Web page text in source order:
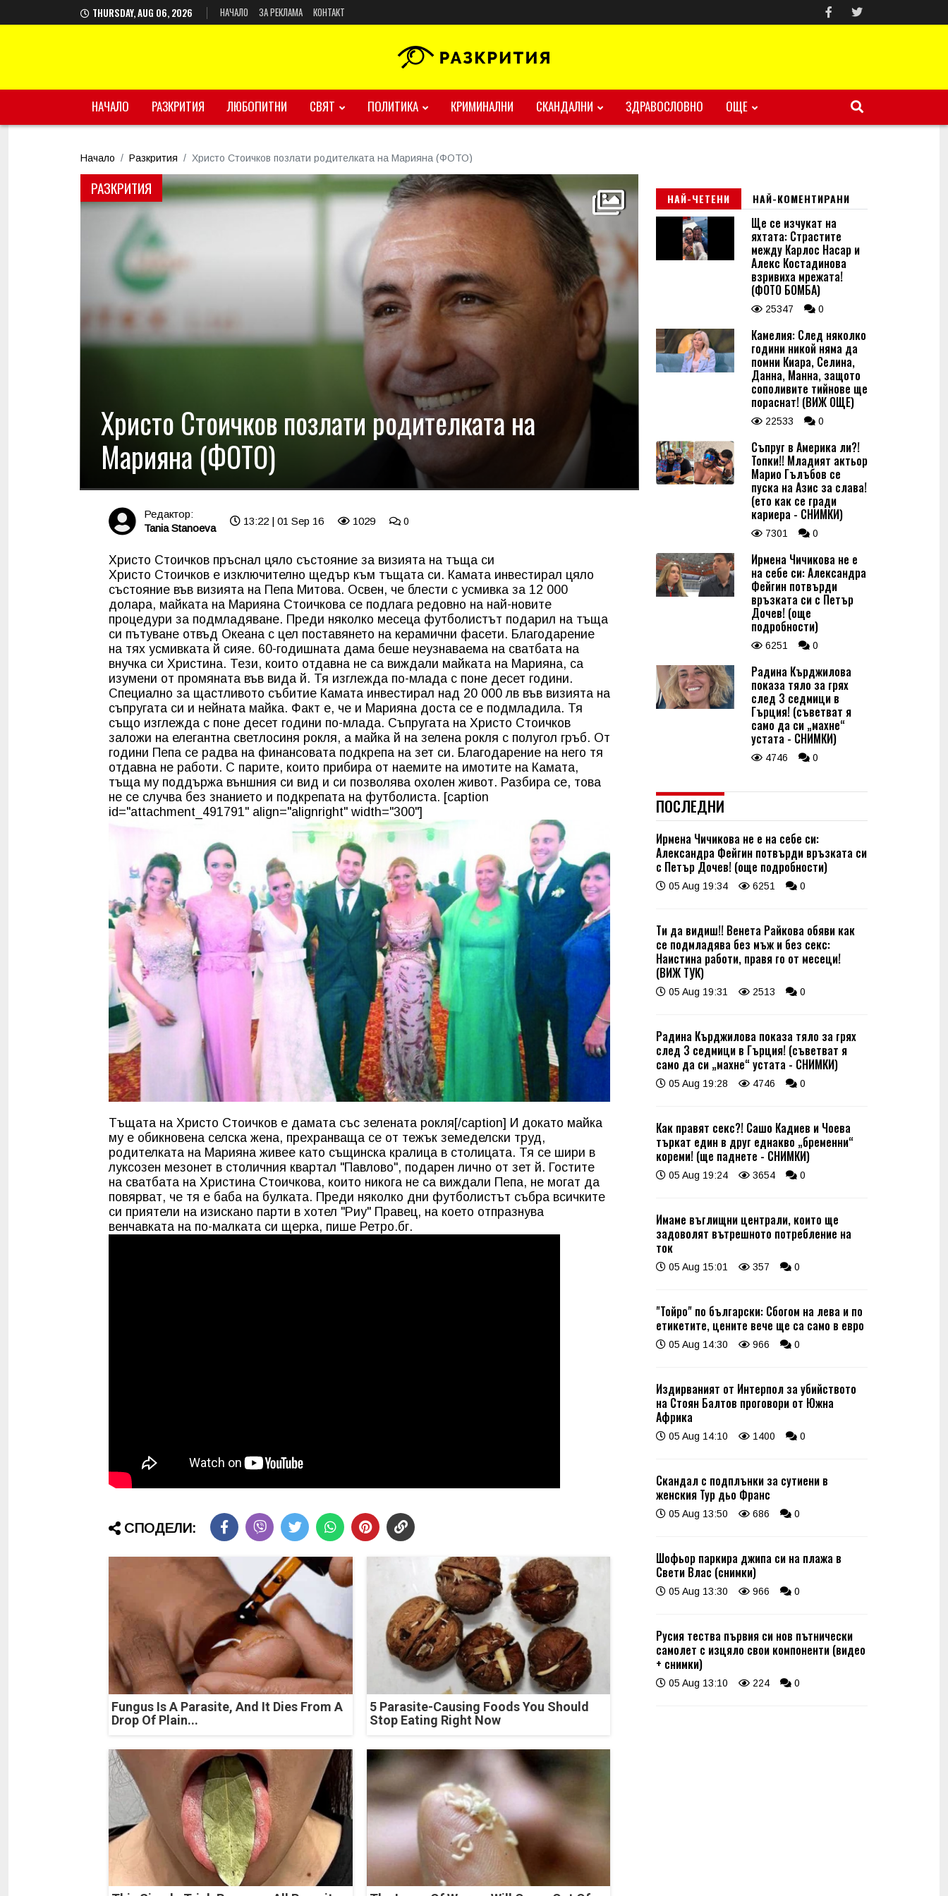
THURSDAY, AUG 06, 2026 НАЧАЛО ЗА РЕКЛАМА КОНТАКТ
НАЧАЛО РАЗКРИТИЯ ЛЮБОПИТНИ СВЯТ ПОЛИТИКА КРИМИНАЛНИ СКАНДАЛНИ ЗДРАВОСЛОВНО ОЩЕ
Начало Разкрития Христо Стоичков позлати родителката на Марияна (ФОТО)
РАЗКРИТИЯ
Христо Стоичков позлати родителката на
Марияна (ФОТО)
Редактор:
Tania Stanoeva
13:22 | 01 Sep 16 1029 0
Христо Стоичков пръснал цяло състояние за визията на тъща си
Христо Стоичков е изключително щедър към тъщата си. Камата инвестирал цяло
състояние във визията на Пепа Митова. Освен, че блести с усмивка за 12 000
долара, майката на Марияна Стоичкова се подлага редовно на най-новите
процедури за подмладяване. Преди няколко месеца футболистът подарил на тъща
си пътуване отвъд Океана с цел поставянето на керамични фасети. Благодарение
на тях усмивката й сияе. 60-годишната дама беше неузнаваема на сватбата на
внучка си Христина. Тези, които отдавна не са виждали майката на Марияна, са
изумени от промяната във вида й. Тя изглежда по-млада с поне десет години.
Специално за щастливото събитие Камата инвестирал над 20 000 лв във визията на
съпругата си и нейната майка. Факт е, че и Марияна доста се е подмладила. Тя
също изглежда с поне десет години по-млада. Съпругата на Христо Стоичков
заложи на елегантна светлосиня рокля, а майка й на зелена рокля с полугол гръб. От
години Пепа се радва на финансовата подкрепа на зет си. Благодарение на него тя
отдавна не работи. С парите, които прибира от наемите на имотите на Камата,
тъща му поддържа външния си вид и си позволява охолен живот. Разбира се, това
не се случва без знанието и подкрепата на футболиста. [caption
id="attachment_491791" align="alignright" width="300"]
Тъщата на Христо Стоичков е дамата със зелената рокля[/caption] И докато майка
му е обикновена селска жена, прехранваща се от тежък земеделски труд,
родителката на Марияна живее като същинска кралица в столицата. Тя се шири в
луксозен мезонет в столичния квартал "Павлово", подарен лично от зет й. Гостите
на сватбата на Христина Стоичкова, които никога не са виждали Пепа, не могат да
повярват, че тя е баба на булката. Преди няколко дни футболистът събра всичките
си приятели на изискано парти в хотел "Риу" Правец, на което отпразнува
венчавката на по-малката си щерка, пише Ретро.бг.
СПОДЕЛИ:
Fungus Is A Parasite, And It Dies From A
Drop Of Plain...
5 Parasite-Causing Foods You Should
Stop Eating Right Now
НАЙ-ЧЕТЕНИ НАЙ-КОМЕНТИРАНИ
Ще се изчукат на
яхтата: Страстите
между Карлос Насар и
Алекс Костадинова
взривиха мрежата!
(ФОТО БОМБА)
25347 0
Камелия: След няколко
години никой няма да
помни Киара, Селина,
Данна, Манна, защото
сополивите тийнове ще
пораснат! (ВИЖ ОЩЕ)
22533 0
Съпруг в Америка ли?!
Топки!! Младият актьор
Марио Гълъбов се
пуска на Азис за слава!
(ето как се гради
кариера - СНИМКИ)
7301 0
Ирмена Чичикова не е
на себе си: Александра
Фейгин потвърди
връзката си с Петър
Дочев! (още
подробности)
6251 0
Радина Кърджилова
показа тяло за грях
след 3 седмици в
Гърция! (съветват я
само да си „махне“
устата - СНИМКИ)
4746 0
ПОСЛЕДНИ
Ирмена Чичикова не е на себе си:
Александра Фейгин потвърди връзката си
с Петър Дочев! (още подробности)
05 Aug 19:34 6251 0
Ти да видиш!! Венета Райкова обяви как
се подмладява без мъж и без секс:
Наистина работи, правя го от месеци!
(ВИЖ ТУК)
05 Aug 19:31 2513 0
Радина Кърджилова показа тяло за грях
след 3 седмици в Гърция! (съветват я
само да си „махне“ устата - СНИМКИ)
05 Aug 19:28 4746 0
Как правят секс?! Сашо Кадиев и Чоева
търкат един в друг еднакво „бременни“
кореми! (ще паднете - СНИМКИ)
05 Aug 19:24 3654 0
Имаме въглищни централи, които ще
задоволят вътрешното потребление на
ток
05 Aug 15:01 357 0
"Тойро" по български: Сбогом на лева и по
етикетите, цените вече ще са само в евро
05 Aug 14:30 966 0
Издирваният от Интерпол за убийството
на Стоян Балтов проговори от Южна
Африка
05 Aug 14:10 1400 0
Скандал с подплънки за сутиени в
женския Тур дьо Франс
05 Aug 13:50 686 0
Шофьор паркира джипа си на плажа в
Свети Влас (снимки)
05 Aug 13:30 966 0
Русия тества първия си нов пътнически
самолет с изцяло свои компоненти (видео
+ снимки)
05 Aug 13:10 224 0